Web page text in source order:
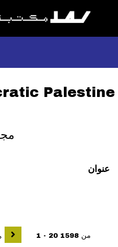
Palestine
عنوان
1 - 20 من 1598